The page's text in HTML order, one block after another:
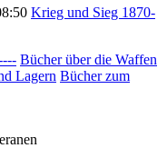
Krieg und Sieg 1870-
Bücher über die Waffen
Lagern Bücher zum